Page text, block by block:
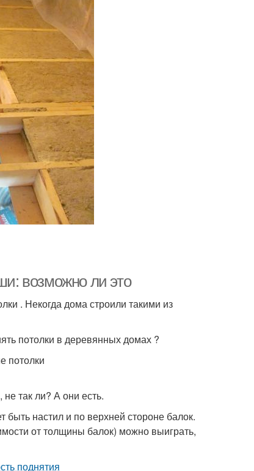
возможно ли это
. Некогда дома строили такими из
потолки в деревянных домах ?
потолки
так ли? А они есть.
быть настил и по верхней стороне балок.
от толщины балок) можно выиграть,